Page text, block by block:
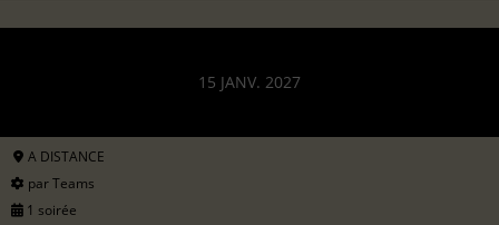
15 JANV. 2027
A DISTANCE
par Teams
1 soirée